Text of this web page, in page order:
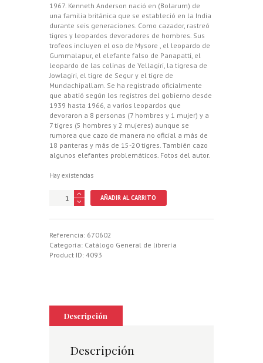
1967. Kenneth Anderson nació en (Bolarum) de
una familia británica que se estableció en la India
durante seis generaciones. Como cazador, rastreó
tigres y leopardos devoradores de hombres. Sus
trofeos incluyen el oso de Mysore , el leopardo de
Gummalapur, el elefante falso de Panapatti, el
leopardo de las colinas de Yellagiri, la tigresa de
Jowlagiri, el tigre de Segur y el tigre de
Mundachipallam. Se ha registrado oficialmente
que abatió según los registros del gobierno desde
1939 hasta 1966, a varios leopardos que
devoraron a 8 personas (7 hombres y 1 mujer) y a
7 tigres (5 hombres y 2 mujeres) aunque se
rumorea que cazo de manera no oficial a más de
18 panteras y más de 15-20 tigres. También cazo
algunos elefantes problemáticos. Fotos del autor.
Hay existencias
cantidad
AÑADIR AL CARRITO
Referencia: 670602
Categoría: Catálogo General de librería
Product ID: 4093
Descripción
Descripción